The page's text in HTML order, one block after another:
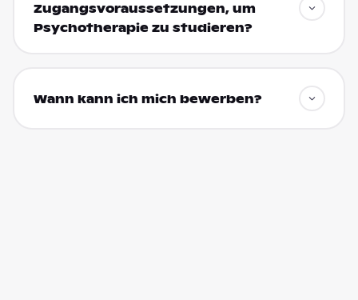
Zugangsvoraussetzungen, um
Psychotherapie zu studieren?
Wann kann ich mich bewerben?